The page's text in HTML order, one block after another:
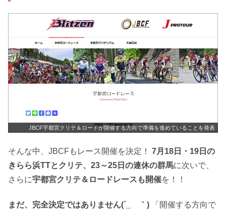
JBCF宇都宮クリテ＆ロードが開催する方向で準備を進めていることを発表
そんな中、JBCFもレース開催を決定！ 7月18日・19日の
きらら浜TTとクリテ、23～25日の連休の群馬に次いで、
さらに宇都宮クリテ＆ロードレースも開催を！！
まだ、完全決定ではありません(´_ゝ｀) 「開催する方向で